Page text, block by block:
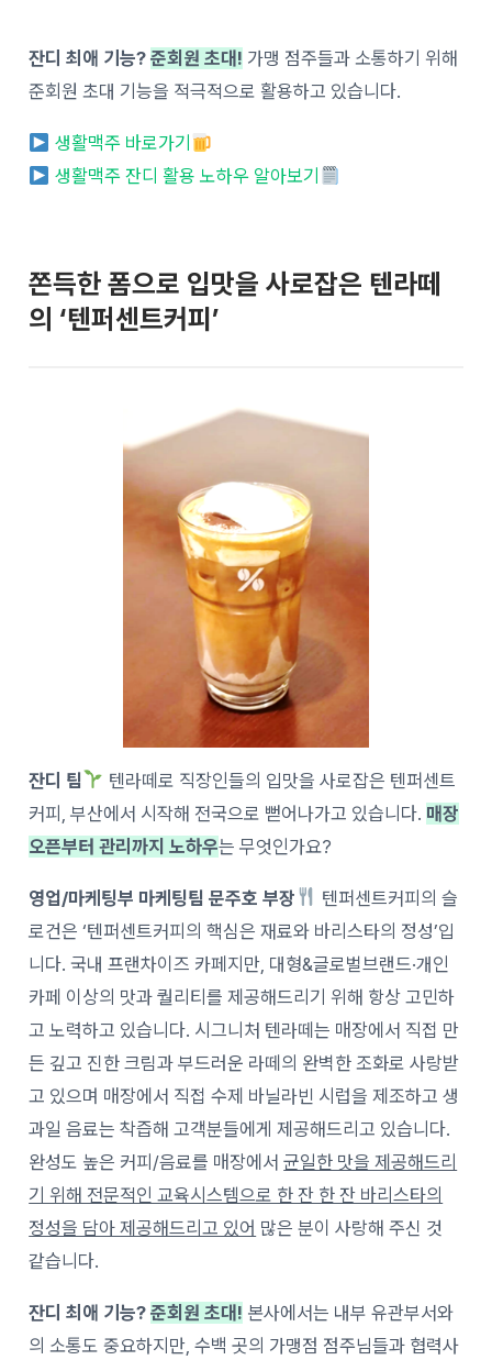
잔디 최애 기능?준회원 초대! 가맹 점주들과 소통하기 위해
준회원 초대 기능을 적극적으로 활용하고 있습니다.
생활맥주 바로가기
생활맥주 잔디 활용 노하우 알아보기
쫀득한 폼으로 입맛을 사로잡은 텐라떼
의 ‘텐퍼센트커피’
잔디 팀
텐라떼로 직장인들의 입맛을 사로잡은 텐퍼센트
커피, 부산에서 시작해 전국으로 뻗어나가고 있습니다. 매장
오픈부터 관리까지 노하우는 무엇인가요?
영업/마케팅부 마케팅팀 문주호 부장
텐퍼센트커피의 슬
로건은 ‘텐퍼센트커피의 핵심은 재료와 바리스타의 정성’입
니다. 국내 프랜차이즈 카페지만, 대형&글로벌브랜드·개인
카페 이상의 맛과 퀄리티를 제공해드리기 위해 항상 고민하
고 노력하고 있습니다. 시그니처 텐라떼는 매장에서 직접 만
든 깊고 진한 크림과 부드러운 라떼의 완벽한 조화로 사랑받
고 있으며 매장에서 직접 수제 바닐라빈 시럽을 제조하고 생
과일 음료는 착즙해 고객분들에게 제공해드리고 있습니다.
완성도 높은 커피/음료를 매장에서균일한 맛을 제공해드리
기 위해 전문적인 교육시스템으로 한 잔 한 잔 바리스타의
정성을 담아 제공해드리고 있어 많은 분이 사랑해 주신 것
같습니다.
잔디 최애 기능?준회원 초대! 본사에서는 내부 유관부서와
의 소통도 중요하지만, 수백 곳의 가맹점 점주님들과 협력사